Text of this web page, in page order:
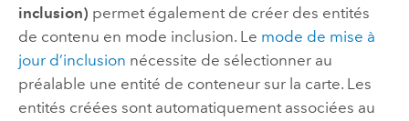
inclusion) permet également de créer des entités
de contenu en mode inclusion. Le mode de mise à
jour d’inclusion nécessite de sélectionner au
préalable une entité de conteneur sur la carte. Les
entités créées sont automatiquement associées au